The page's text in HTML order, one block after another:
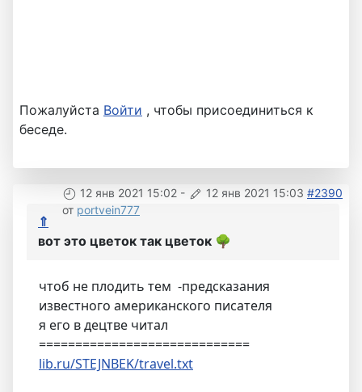
Пожалуйста Войти , чтобы присоединиться к
беседе.
12 янв 2021 15:02 - 12 янв 2021 15:03 #2390
от portvein777
⇑
вот это цветок так цветок 🌳
чтоб не плодить тем -предсказания
известного американского писателя
я его в децтве читал
=============================
lib.ru/STEJNBEK/travel.txt